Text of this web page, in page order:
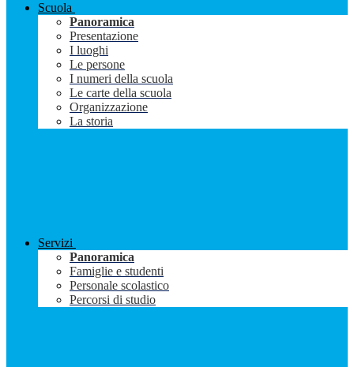
Scuola
Panoramica
Presentazione
I luoghi
Le persone
I numeri della scuola
Le carte della scuola
Organizzazione
La storia
Servizi
Panoramica
Famiglie e studenti
Personale scolastico
Percorsi di studio